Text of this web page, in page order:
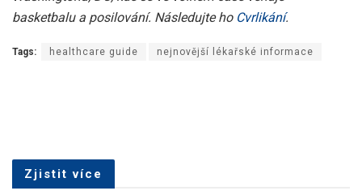
basketbalu a posilování. Následujte hoCvrlikání.
Tags: healthcare guide nejnovější lékařské informace
Zjistit více